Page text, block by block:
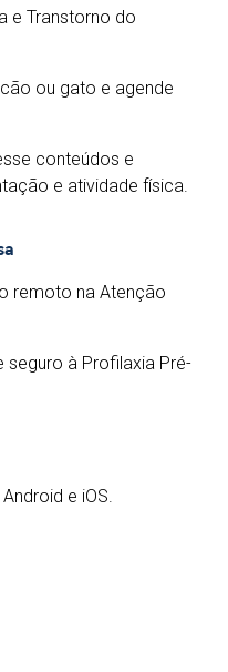
e Transtorno do
ou gato e agende
conteúdos e
e atividade física.
remoto na Atenção
seguro à Profilaxia Pré-
e iOS.